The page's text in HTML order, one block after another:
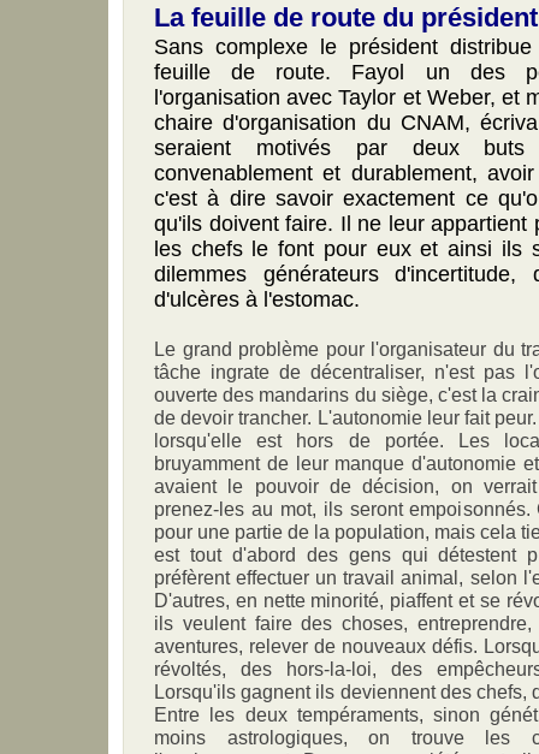
La feuille de route du
Sans complexe le président
feuille de route. Fayol un des
l'organisation avec Taylor et Weber, et
chaire d'organisation du CNAM,
seraient motivés par deux
convenablement et durablement,
c'est à dire savoir exactement ce
qu'ils doivent faire. Il ne leur appartient
les chefs le font pour eux et ainsi ils
dilemmes générateurs d'incertitude,
d'ulcères à l'estomac.
Le grand problème pour l'organisateur du
tâche ingrate de décentraliser, n'est pas
ouverte des mandarins du siège, c'est la
de devoir trancher. L'autonomie leur fait
lorsqu'elle est hors de portée. Les
bruyamment de leur manque d'autonomie
avaient le pouvoir de décision, on
prenez-les au mot, ils seront
pour une partie de la population, mais cela
est tout d'abord des gens qui détestent
préfèrent effectuer un travail animal, selon
D'autres, en nette minorité, piaffent et se
ils veulent faire des choses,
aventures, relever de nouveaux défis.
révoltés, des hors-la-loi, des
Lorsqu'ils gagnent ils deviennent des chefs,
Entre les deux tempéraments, sinon
moins astrologiques, on trouve les